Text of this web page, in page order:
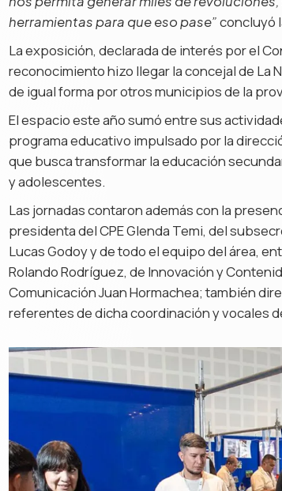
herramientas para que eso pase”concluyó
La exposición, declarada de interés por el
reconocimiento hizo llegar la concejal de La
de igual forma por otros municipios de la
El espacio este año sumó entre sus
programa educativo impulsado por la
que busca transformar la educación
y adolescentes.
Las jornadas contaron además con la
presidenta del CPE Glenda Temi, del
Lucas Godoy y de todo el equipo del área,
Rolando Rodríguez, de Innovación y
Comunicación Juan Hormachea; también
referentes de dicha coordinación y vocales